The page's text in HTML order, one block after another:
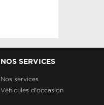
NOS SERVICES
Nos services
Véhicules d'occasion